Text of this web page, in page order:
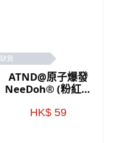
缺貨
ATND@原子爆發
NeeDoh® (粉紅色
HK$ 59